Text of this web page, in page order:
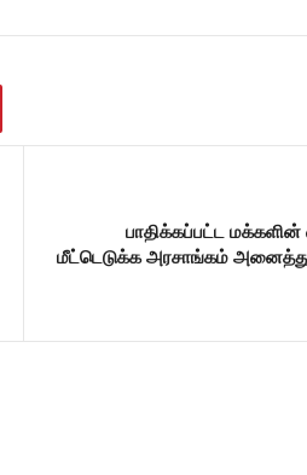
பாதிக்கப்பட்ட
மீட்டெடுக்க அரசாங்கம்